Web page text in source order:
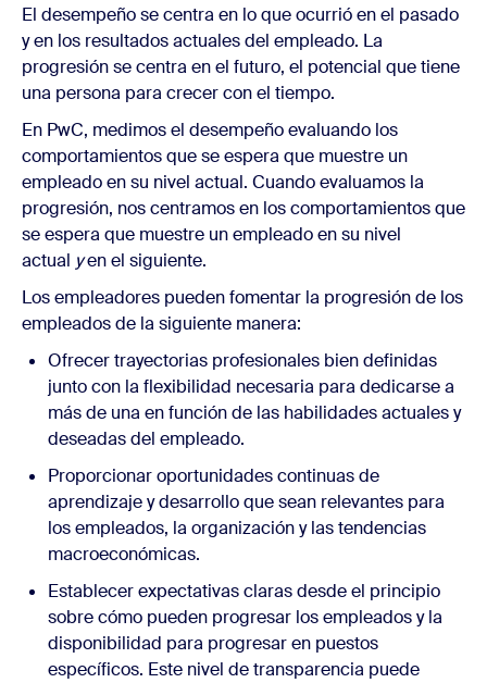
El desempeño se centra en lo que ocurrió en el pasado
y en los resultados actuales del empleado. La
progresión se centra en el futuro, el potencial que tiene
una persona para crecer con el tiempo.
En PwC, medimos el desempeño evaluando los
comportamientos que se espera que muestre un
empleado en su nivel actual. Cuando evaluamos la
progresión, nos centramos en los comportamientos que
se espera que muestre un empleado en su nivel
actual yen el siguiente.
Los empleadores pueden fomentar la progresión de los
empleados de la siguiente manera:
Ofrecer trayectorias profesionales bien definidas
junto con la flexibilidad necesaria para dedicarse a
más de una en función de las habilidades actuales y
deseadas del empleado.
Proporcionar oportunidades continuas de
aprendizaje y desarrollo que sean relevantes para
los empleados, la organización y las tendencias
macroeconómicas.
Establecer expectativas claras desde el principio
sobre cómo pueden progresar los empleados y la
disponibilidad para progresar en puestos
específicos. Este nivel de transparencia puede